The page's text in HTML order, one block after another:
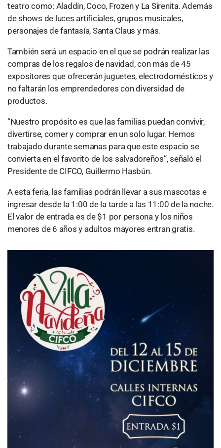
teatro como: Aladdín, Coco, Frozen y La Sirenita. Además
de shows de luces artificiales, grupos musicales,
personajes de fantasía, Santa Claus y más.
También será un espacio en el que se podrán realizar las
compras de los regalos de navidad, con más de 45
expositores que ofrecerán juguetes, electrodomésticos y
no faltarán los emprendedores con diversidad de
productos.
“Nuestro propósito es que las familias puedan convivir,
divertirse, comer y comprar en un solo lugar. Hemos
trabajado durante semanas para que este espacio se
convierta en el favorito de los salvadoreños”, señaló el
Presidente de CIFCO, Guillermo Hasbún.
A esta feria, las familias podrán llevar a sus mascotas e
ingresar desde la 1:00 de la tarde a las 11:00 de la noche.
El valor de entrada es de $1 por persona y los niños
menores de 6 años y adultos mayores entran gratis.